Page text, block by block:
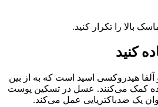
بالا را تکرار کنید.
هیدروکسی اسید است که به از بین
کمک می‌کنند. عسل در تسکین پوست
یک ضدباکتریایی عمل می‌کند.